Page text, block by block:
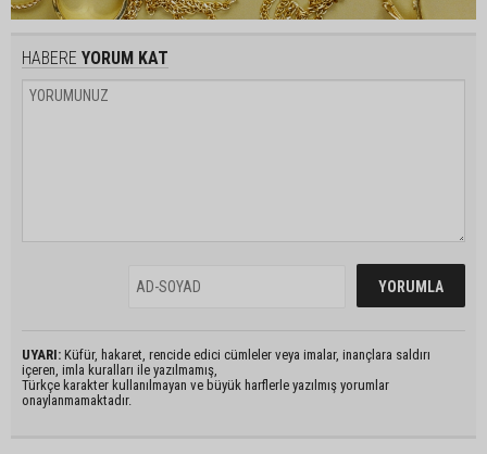
HABERE YORUM KAT
UYARI: Küfür, hakaret, rencide edici cümleler veya imalar, inançlara saldırı
içeren, imla kuralları ile yazılmamış,
Türkçe karakter kullanılmayan ve büyük harflerle yazılmış yorumlar
onaylanmamaktadır.